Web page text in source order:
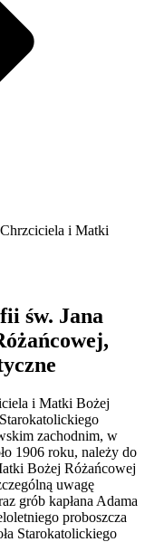
i Matki
św. Jana
i Matki Bożej
zachodnim, w
1906 roku, należy do
Bożej Różańcowej
uwagę
grób kapłana Adama
proboszcza
Starokatolickiego